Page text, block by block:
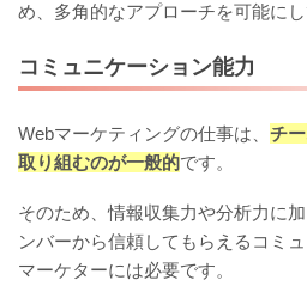
め、多角的なアプローチを可能にし
コミュニケーション能力
Webマーケティングの仕事は、 チ
取り組むのが一般的です。
そのため、情報収集力や分析力に
ンバーから信頼してもらえるコミ
マーケターには必要です。